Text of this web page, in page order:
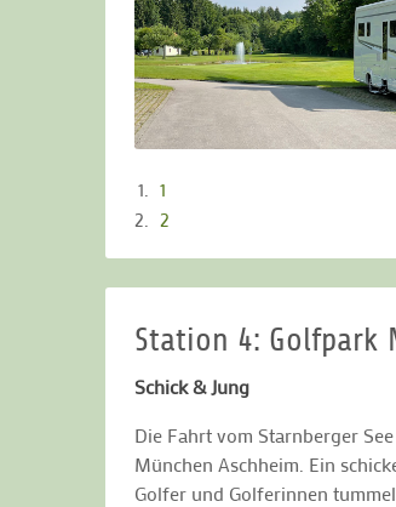
1
2
Station 4: Golfpark
Schick & Jung
Die Fahrt vom Starnberger
München Aschheim. Ein
Golfer und Golferinnen